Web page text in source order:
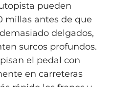
pueden
millas antes de que
delgados,
surcos profundos.
el pedal con
en carreteras